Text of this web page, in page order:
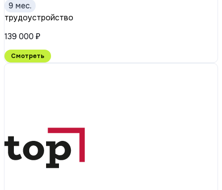
9 мес.
трудоустройство
139 000 ₽
Смотреть